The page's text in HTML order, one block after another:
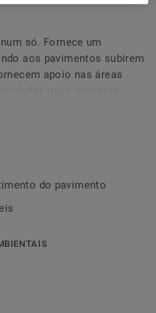
só. Fornece um
aos pavimentos subirem
apoio nas áreas
do pavimento